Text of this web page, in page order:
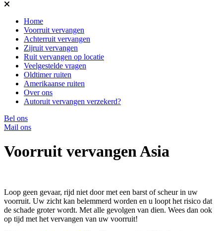
Home
Voorruit vervangen
Achterruit vervangen
Zijruit vervangen
Ruit vervangen op locatie
Veelgestelde vragen
Oldtimer ruiten
Amerikaanse ruiten
Over ons
Autoruit vervangen verzekerd?
Bel ons
Mail ons
Voorruit vervangen Asia
Loop geen gevaar, rijd niet door met een barst of scheur in uw
voorruit. Uw zicht kan belemmerd worden en u loopt het risico dat
de schade groter wordt. Met alle gevolgen van dien. Wees dan ook
op tijd met het vervangen van uw voorruit!